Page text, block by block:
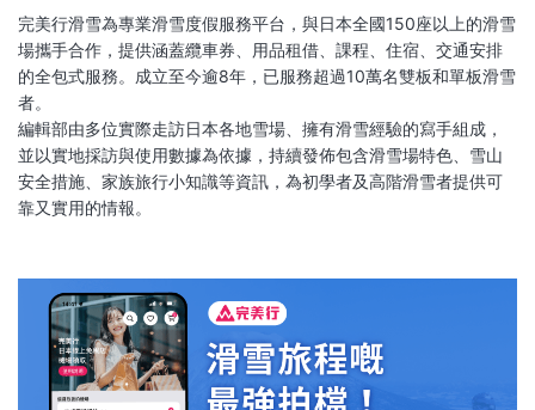
完美行滑雪為專業滑雪度假服務平台，與日本全國150座以上的滑雪
場攜手合作，提供涵蓋纜車券、用品租借、課程、住宿、交通安排
的全包式服務。成立至今逾8年，已服務超過10萬名雙板和單板滑雪
者。
編輯部由多位實際走訪日本各地雪場、擁有滑雪經驗的寫手組成，
並以實地採訪與使用數據為依據，持續發佈包含滑雪場特色、雪山
安全措施、家族旅行小知識等資訊，為初學者及高階滑雪者提供可